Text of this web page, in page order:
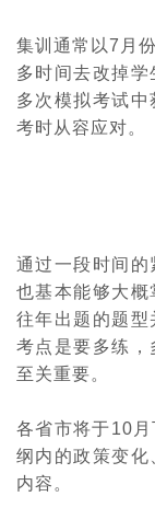
集训通常以7 月
多时间去改掉
多次模拟考试
考时从容应对。
通过一段时间的
也基本能够大概
往年出题的题
考点是要多练，
至关重要。
各省市将于10
纲内的政策变
内容。